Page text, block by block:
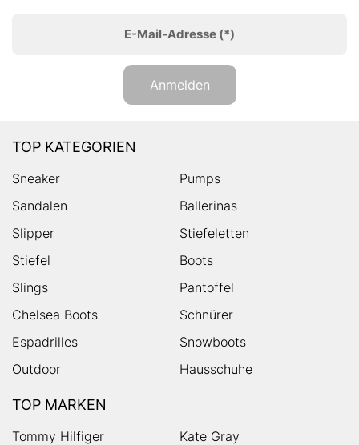
E-Mail-Adresse (*)
Anmelden
TOP KATEGORIEN
Sneaker
Pumps
Sandalen
Ballerinas
Slipper
Stiefeletten
Stiefel
Boots
Slings
Pantoffel
Chelsea Boots
Schnürer
Espadrilles
Snowboots
Outdoor
Hausschuhe
TOP MARKEN
Tommy Hilfiger
Kate Gray